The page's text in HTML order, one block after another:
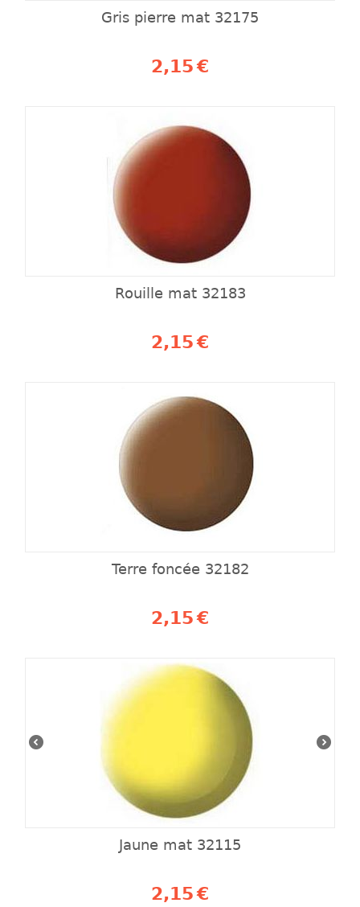
Gris pierre mat 32175
2,15 €
Rouille mat 32183
2,15 €
Terre foncée 32182
2,15 €
Jaune mat 32115
2,15 €